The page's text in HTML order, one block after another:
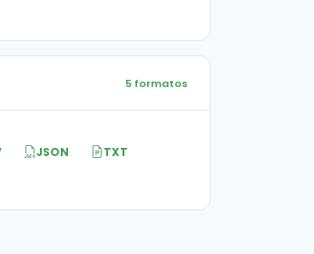
5 formatos
JSON
TXT